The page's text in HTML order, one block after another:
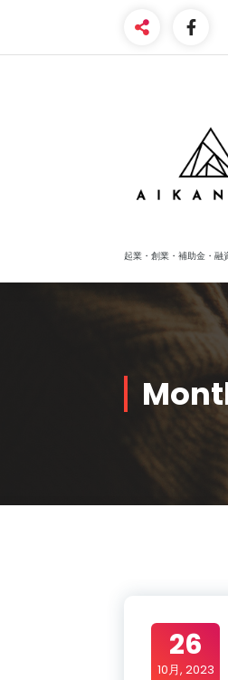
content
起業・創業・補助金・融
26
10月, 2023